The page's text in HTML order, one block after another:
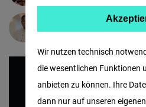
Wir nutzen technisch
die wesentlichen Funktionen
anbieten zu können. Ihre
dann nur auf unseren
Facebook
Embed